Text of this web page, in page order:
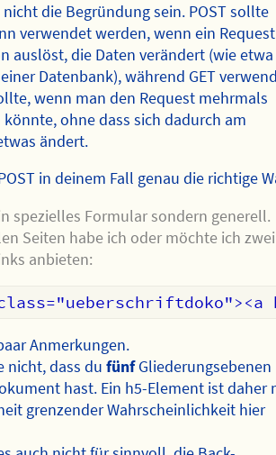
die Begründung sein. POST sollte
verwendet werden, wenn ein Request
auslöst, die Daten verändert (wie
Datenbank), während GET
wenn man den Request mehrmals
könnte, ohne dass sich dadurch am
ändert.
in deinem Fall genau die richtige
spezielles Formular sondern generell.
Seiten habe ich oder möchte ich zwei
anbieten:
Anmerkungen.
nicht, dass dufünfGliederungsebenen
hast. Ein h5-Element ist daher
grenzender Wahrscheinlichkeit hier